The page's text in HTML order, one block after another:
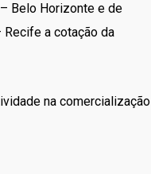
– Belo Horizonte e de
Recife a cotação da
na comercialização